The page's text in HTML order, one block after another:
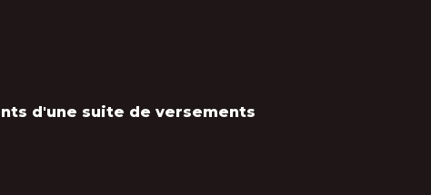
d'une suite de versements